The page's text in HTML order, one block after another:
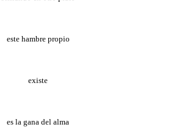
este hambre propio
existe
es la gana del alma